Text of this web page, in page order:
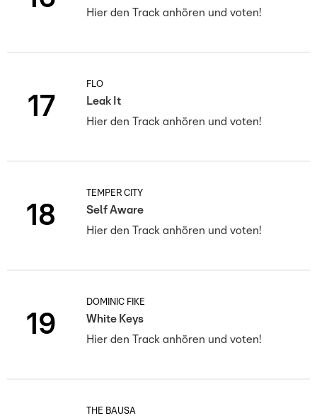
Hier den Track anhören und voten!
17
FLO
Leak It
Hier den Track anhören und voten!
18
TEMPER CITY
Self Aware
Hier den Track anhören und voten!
19
DOMINIC FIKE
White Keys
Hier den Track anhören und voten!
THE BAUSA